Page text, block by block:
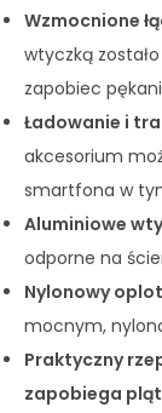
Wzmocnione
wtyczką
zapobiec
Ładowanie i
akcesorium
smartfona w
Aluminiowe
odporne na
Nylonowy oplot
mocnym,
Praktyczny
zapobiega